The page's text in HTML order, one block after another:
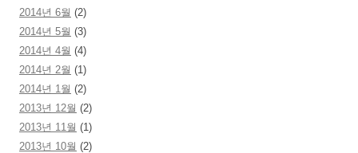
2014년 6월 (2)
2014년 5월 (3)
2014년 4월 (4)
2014년 2월 (1)
2014년 1월 (2)
2013년 12월 (2)
2013년 11월 (1)
2013년 10월 (2)